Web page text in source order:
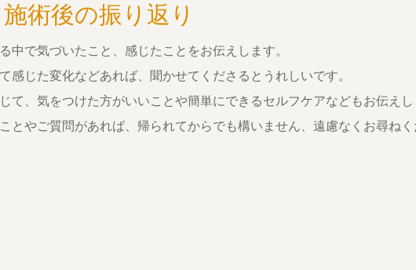
施術後の振り返り
中で気づいたこと、感じたことをお伝えします。
感じた変化などあれば、聞かせてくださるとうれしいです。
て、気をつけた方がいいことや簡単にできるセルフケアなどもお伝えし
とやご質問があれば、帰られてからでも構いません、遠慮なくお尋ねく